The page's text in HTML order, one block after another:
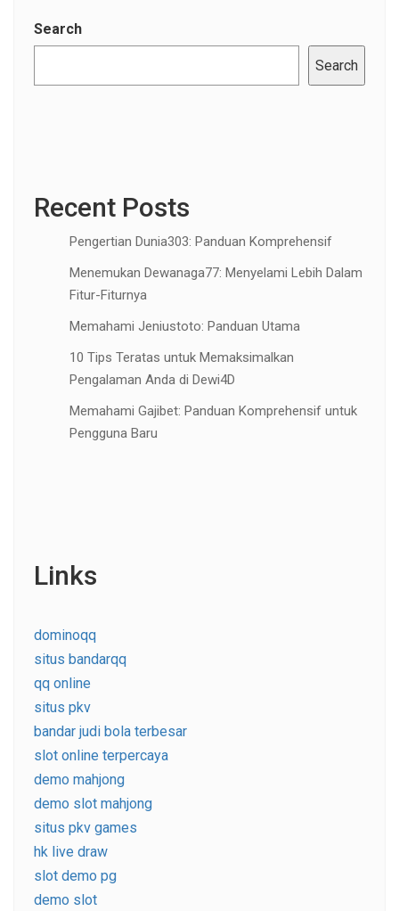
Search
Search
Recent Posts
Pengertian Dunia303: Panduan Komprehensif
Menemukan Dewanaga77: Menyelami Lebih Dalam
Fitur-Fiturnya
Memahami Jeniustoto: Panduan Utama
10 Tips Teratas untuk Memaksimalkan
Pengalaman Anda di Dewi4D
Memahami Gajibet: Panduan Komprehensif untuk
Pengguna Baru
Links
dominoqq
situs bandarqq
qq online
situs pkv
bandar judi bola terbesar
slot online terpercaya
demo mahjong
demo slot mahjong
situs pkv games
hk live draw
slot demo pg
demo slot